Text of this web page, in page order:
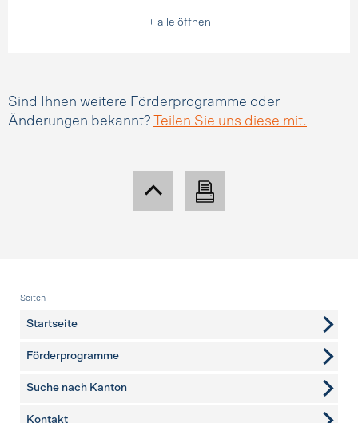
+ alle öffnen
Sind Ihnen weitere Förderprogramme oder
Änderungen bekannt?
Teilen Sie uns diese mit.
Fusszeile
Seiten
Startseite
Förderprogramme
Suche nach Kanton
weitere Seiten
Kontakt